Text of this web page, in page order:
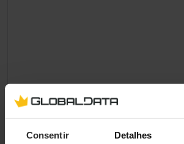
Consentir Detalhes